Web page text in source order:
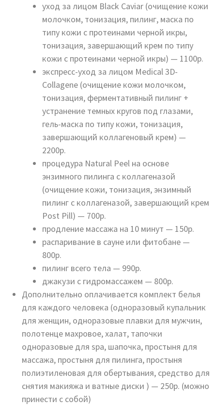
уход за лицом Black Caviar (очищение кожи
молочком, тонизация, пилинг, маска по
типу кожи с протеинами черной икры,
тонизация, завершающий крем по типу
кожи с протеинами черной икры) — 1100р.
экспресс-уход за лицом Medical 3D-
Collagene (очищение кожи молочком,
тонизация, ферментативный пилинг +
устранение темных кругов под глазами,
гель-маска по типу кожи, тонизация,
завершающий коллагеновый крем) —
2200р.
процедура Natural Peel на основе
энзимного пилинга с коллагеназой
(очищение кожи, тонизация, энзимный
пилинг с коллагеназой, завершающий крем
Post Pill) — 700р.
продление массажа на 10 минут — 150р.
распаривание в сауне или фитобане —
800р.
пилинг всего тела — 990р.
джакузи с гидромассажем — 800р.
Дополнительно оплачивается комплект белья
для каждого человека (одноразовый купальник
для женщин, одноразовые плавки для мужчин,
полотенце махровое, халат, тапочки
одноразовые для spa, шапочка, простыня для
массажа, простыня для пилинга, простыня
полиэтиленовая для обертывания, средство для
снятия макияжа и ватные диски ) — 250р. (можно
принести с собой)